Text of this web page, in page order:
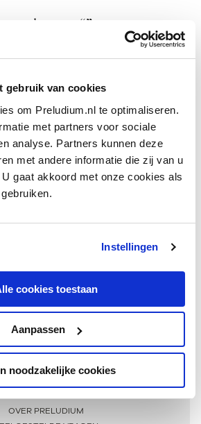
gebruik van cookies
om Preludium.nl te optimaliseren.
met partners voor sociale
analyse. Partners kunnen deze
met andere informatie die zij van u
gaat akkoord met onze cookies als
Instellingen
cookies toestaan
Aanpassen
noodzakelijke cookies
voor “”.
informatie
OVER PRELUDIUM